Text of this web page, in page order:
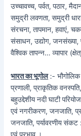
उच्चावच्च, पर्वत, पठार,
समुद्री लवणता, समुद्री
संरचना, तापमान, हवाएं,
संसाधन, उद्योग, जनसंख्या,
वैश्विक तापन्न… व्यापार
भारत का भूगोल:- भौगोलिक
प्रणाली, प्राकृतिक
बहुउद्देशीय नदी घाटी
एवं नगरीकरण, जनजाति,
जनजाति, पर्यावरणीय संकट